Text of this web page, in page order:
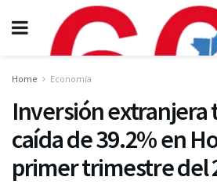
Home Economía
Inversión extranjera
caída de 39.2% en
primer trimestre del